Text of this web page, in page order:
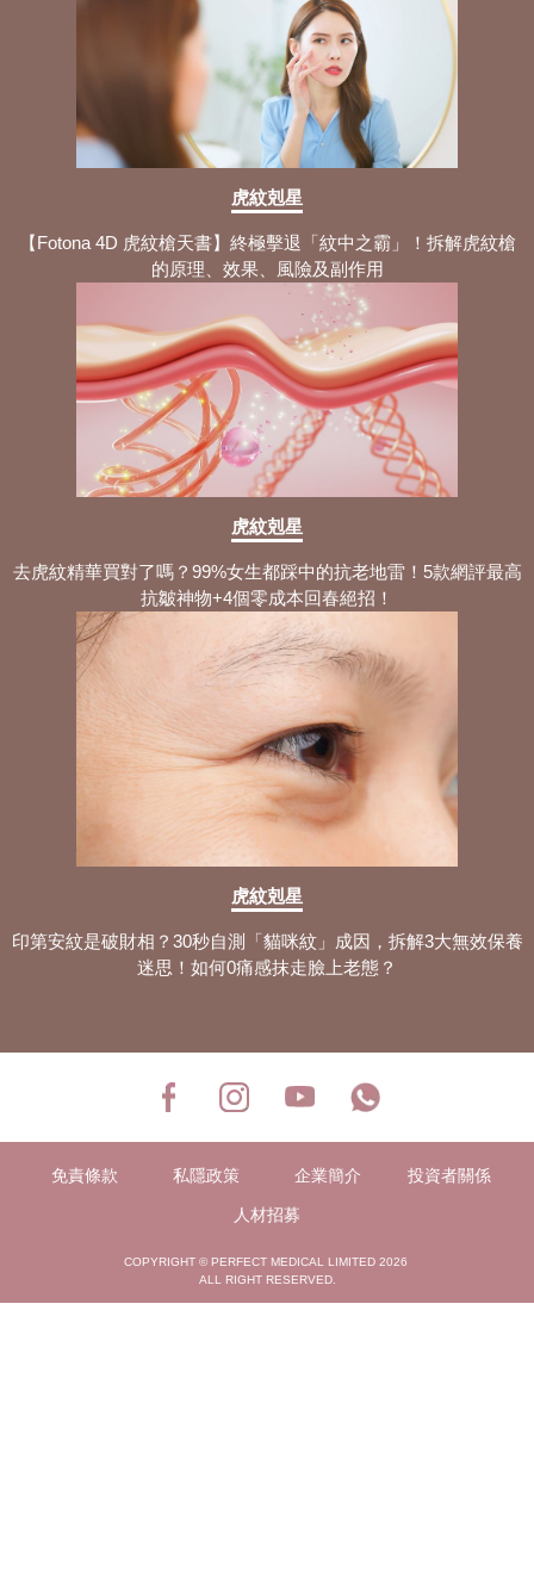
虎紋剋星
【Fotona 4D 虎紋槍天書】終極擊退「紋中之霸」！拆解虎紋槍
的原理、效果、風險及副作用
虎紋剋星
去虎紋精華買對了嗎？99%女生都踩中的抗老地雷！5款網評最高
抗皺神物+4個零成本回春絕招！
虎紋剋星
印第安紋是破財相？30秒自測「貓咪紋」成因，拆解3大無效保養
迷思！如何0痛感抹走臉上老態？
免責條款 私隱政策 企業簡介 投資者關係
人材招募
COPYRIGHT © PERFECT MEDICAL LIMITED 2026
ALL RIGHT RESERVED.